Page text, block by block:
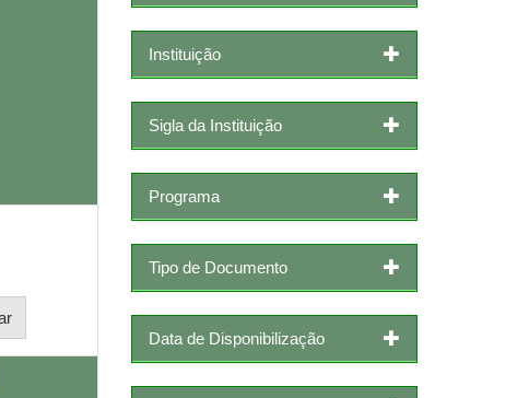
Instituição
Sigla da Instituição
Programa
Tipo de Documento
Data de Disponibilização